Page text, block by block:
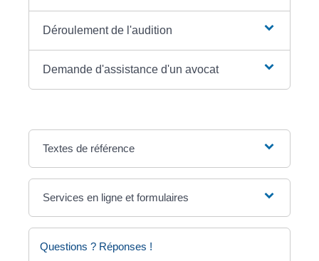
Déroulement de l'audition
Demande d'assistance d'un avocat
Textes de référence
Services en ligne et formulaires
Questions ? Réponses !